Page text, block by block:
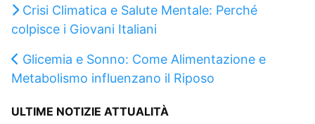
Crisi Climatica e Salute Mentale: Perché
colpisce i Giovani Italiani
Glicemia e Sonno: Come Alimentazione e
Metabolismo influenzano il Riposo
ULTIME NOTIZIE ATTUALITÀ